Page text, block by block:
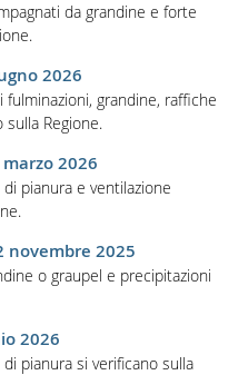
da grandine e forte
2026
grandine, raffiche
Regione.
2026
pianura e ventilazione
novembre 2025
o graupel e precipitazioni
2026
pianura si verificano sulla